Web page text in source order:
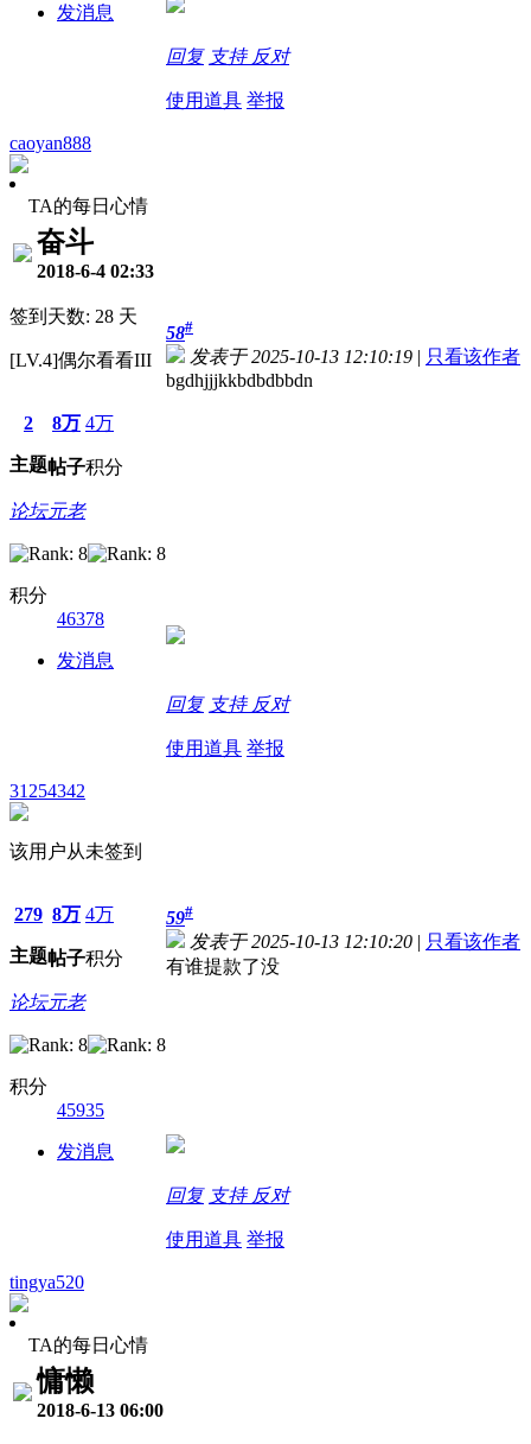
发消息
回复 支持 反对
使用道具 举报
caoyan888
TA的每日心情
奋斗
2018-6-4 02:33
签到天数: 28 天
[LV.4]偶尔看看III
2
主题
8万
帖子
4万
积分
论坛元老
积分
46378
发消息
58#
发表于 2025-10-13 12:10:19 | 只看该作者
bgdhjjjkkbdbdbbdn
回复 支持 反对
使用道具 举报
31254342
该用户从未签到
279
主题
8万
帖子
4万
积分
论坛元老
积分
45935
发消息
59#
发表于 2025-10-13 12:10:20 | 只看该作者
有谁提款了没
回复 支持 反对
使用道具 举报
tingya520
TA的每日心情
慵懒
2018-6-13 06:00